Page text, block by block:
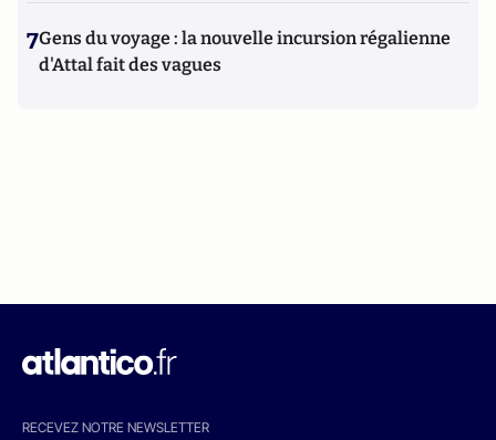
7Gens du voyage : la nouvelle incursion régalienne
d'Attal fait des vagues
RECEVEZ NOTRE NEWSLETTER